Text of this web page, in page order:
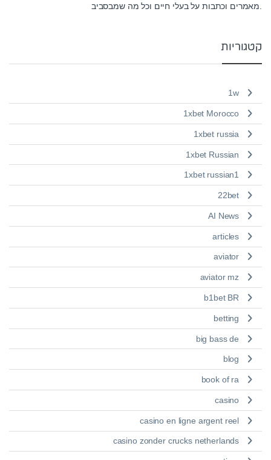
.מאמרים וכתבות על בעלי חיים וכל מה שמבסביב
קטגוריות
1w
1xbet Morocco
1xbet russia
1xbet Russian
1xbet russian1
22bet
AI News
articles
aviator
aviator mz
b1bet BR
betting
big bass de
blog
book of ra
casino
casino en ligne argent reel
casino zonder crucks netherlands